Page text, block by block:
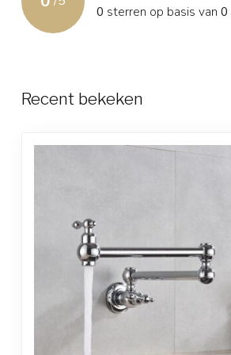
0 sterren op basis van 0
Recent bekeken